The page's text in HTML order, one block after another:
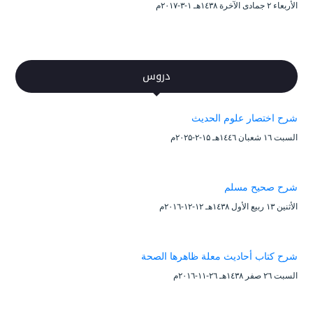
الأربعاء ۲ جمادى الآخرة ۱٤۳۸هـ ۱-۳-۲۰۱۷م
دروس
شرح اختصار علوم الحديث
السبت ۱٦ شعبان ۱٤٤٦هـ ۱۵-۲-۲۰۲۵م
شرح صحيح مسلم
الأثنين ۱۳ ربيع الأول ۱٤۳۸هـ ۱۲-۱۲-۲۰۱٦م
شرح كتاب أحاديث معلة ظاهرها الصحة
السبت ۲٦ صفر ۱٤۳۸هـ ۲٦-۱۱-۲۰۱٦م